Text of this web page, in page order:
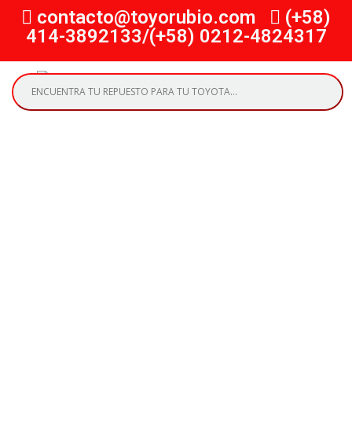
contacto@toyorubio.com
(+58)
414-3892133/(+58) 0212-4824317